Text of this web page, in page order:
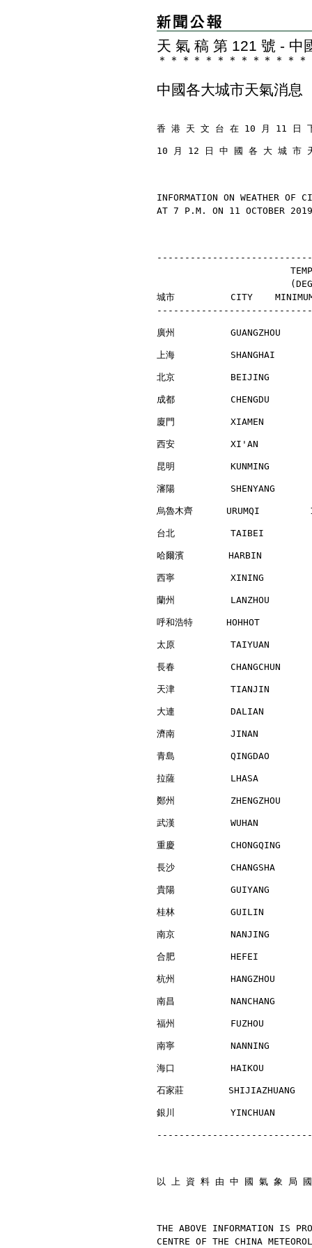
天 氣 稿 第 121 號 - 中
＊ ＊ ＊ ＊ ＊ ＊ ＊ ＊ ＊ ＊ ＊ ＊ ＊
中國各大城市天氣消息
香 港 天 文 台 在 10 月 11 日
10 月 12 日 中 國 各 大 城 市
INFORMATION ON WEATHER
AT 7 P.M. ON 11 OCTOBER 2019
城市          CITY    MINIMUM 最
廣州          GUANGZHOU
上海          SHANGHAI
北京          BEIJING
成都          CHENGDU
廈門          XIAMEN
西安          XI'AN
昆明          KUNMING
瀋陽          SHENYANG
烏魯木齊      URUMQI
台北          TAIBEI
哈爾濱        HARBIN
西寧          XINING
蘭州          LANZHOU
呼和浩特      HOHHOT
太原          TAIYUAN
長春
天津          TIANJIN
大連          DALIAN
濟南          JINAN
青島          QINGDAO
拉薩          LHASA
鄭州
武漢          WUHAN
重慶          CHONGQING
長沙          CHANGSHA
貴陽          GUIYANG
桂林          GUILIN
南京          NANJING
合肥          HEFEI
杭州          HANGZHOU
南昌          NANCHANG
福州          FUZHOU
南寧          NANNING
海口          HAIKOU
石家莊
銀川          YINCHUAN
以 上 資 料 由 中 國 氣 象 局
THE ABOVE INFORMATION IS
CENTRE OF THE CHINA